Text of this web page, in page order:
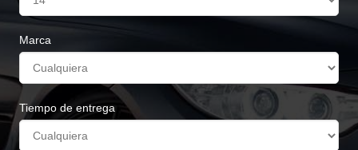
Marca
Tiempo de entrega